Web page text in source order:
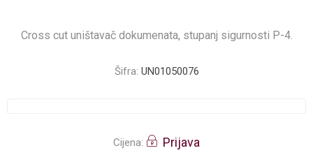
Cross cut uništavač dokumenata, stupanj sigurnosti P-4.
Šifra: UN01050076
Cijena: Prijava